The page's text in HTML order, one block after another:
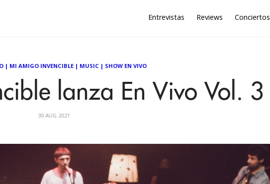
Entrevistas Reviews Conciertos
| MI AMIGO INVENCIBLE | MUSIC | SHOW EN VIVO
lanza En Vivo Vol. 3
30 AUG 2021